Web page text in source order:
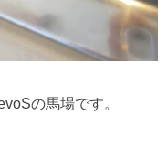
の馬場です。